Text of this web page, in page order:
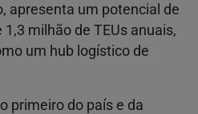
apresenta um potencial de
milhão de TEUs anuais,
um hub logístico de
primeiro do país e da